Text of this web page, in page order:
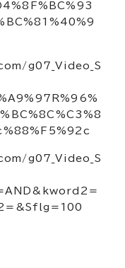
g07_Video_S
g07_Video_S